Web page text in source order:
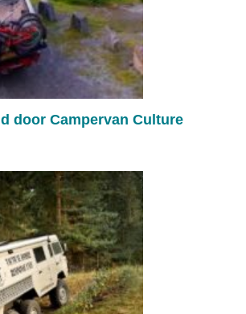
door Campervan Culture